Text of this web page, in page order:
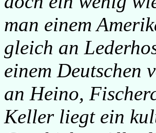
man einem
gleich an
einem Deutschen
an Heino,
Keller liegt ein